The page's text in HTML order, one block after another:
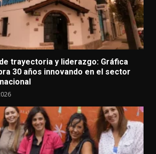
trayectoria y liderazgo: Gráfica
30 años innovando en el sector